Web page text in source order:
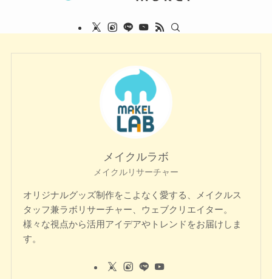
メイクルラボ
メイクルリサーチャー
オリジナルグッズ制作をこよなく愛する、メイクルス
タッフ兼ラボリサーチャー、ウェブクリエイター。
様々な視点から活用アイデアやトレンドをお届けしま
す。